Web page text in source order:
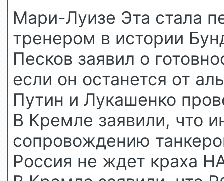
Мари-Луизе Эта стала
тренером в истории
Песков заявил о
если он останется от
Путин и Лукашенко
В Кремле заявили, что
сопровождению
Россия не ждет краха